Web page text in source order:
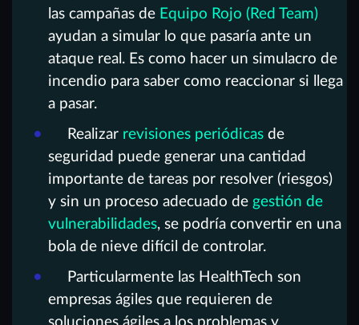
las campañas de Equipo Rojo (Red Team)
ayudan a simular lo que pasaría ante un
ataque real. Es como hacer un simulacro de
incendio para saber como reaccionar si llega
a pasar.
Realizar revisiones periódicas de
seguridad puede generar una cantidad
importante de tareas por resolver (riesgos)
y sin un proceso adecuado de gestión de
vulnerabilidades, se podría convertir en una
bola de nieve difícil de controlar.
Particularmente las HealthTech son
empresas ágiles que requieren de